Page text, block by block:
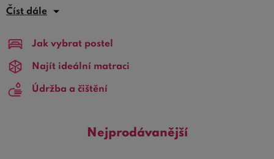
ale také skvělý design, který se hodí do každého interiéru.
využít prostor v menších místnostech.
Proč si vybrat jednolůžko 100x200?
Univerzálnost:Snadno se hodí do různých
Číst dále
Jak vybrat postel
Najít ideální matraci
Údržba a čištění
Nejprodávanější